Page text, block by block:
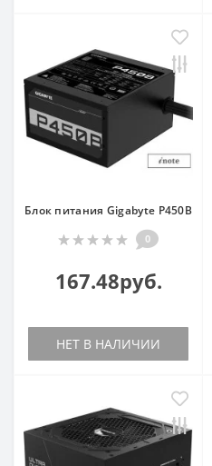
Блок питания Gigabyte P450B
0
167.48руб.
НЕТ В НАЛИЧИИ